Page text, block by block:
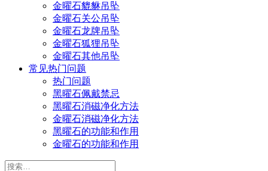
金曜石貔貅吊坠
金曜石关公吊坠
金曜石龙牌吊坠
金曜石狐狸吊坠
金曜石其他吊坠
常见热门问题
热门问题
黑曜石佩戴禁忌
黑曜石消磁净化方法
金曜石消磁净化方法
黑曜石的功能和作用
金曜石的功能和作用
搜